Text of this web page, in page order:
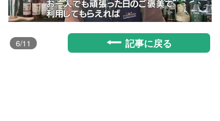
6/11 記事に戻る